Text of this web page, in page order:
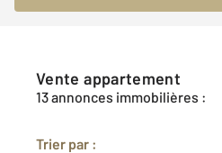
Vente appartement
13 annonces immobilières :
Trier par :